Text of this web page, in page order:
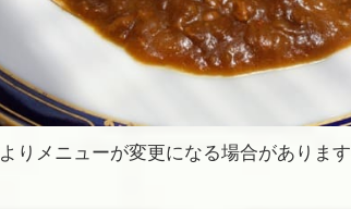
りメニューが変更になる場合があります